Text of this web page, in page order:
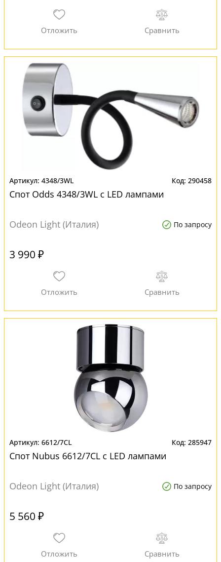
4348/3WL 290458
Спот Odds 4348/3WL с LED лампами
Odeon Light (Италия) По запросу
3 990 ₽
6612/7CL 285947
Спот Nubus 6612/7CL с LED лампами
Odeon Light (Италия) По запросу
5 560 ₽